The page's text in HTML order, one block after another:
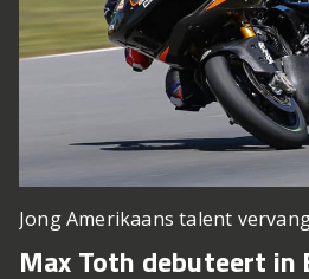
Jong Amerikaans talent
Max Toth debuteert in